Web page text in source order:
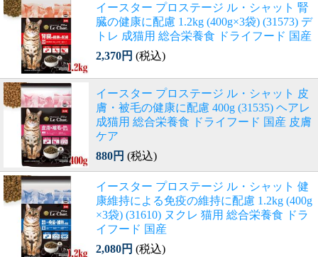
イースター プロステージ ル・シャット 腎
臓の健康に配慮 1.2kg (400g×3袋) (31573) デ
トレ 成猫用 総合栄養食 ドライフード 国産
2,370円 (税込)
イースター プロステージ ル・シャット 皮
膚・被毛の健康に配慮 400g (31535) ヘアレ
成猫用 総合栄養食 ドライフード 国産 皮膚
ケア
880円 (税込)
イースター プロステージ ル・シャット 健
康維持による免疫の維持に配慮 1.2kg (400g
×3袋) (31610) ヌクレ 猫用 総合栄養食 ドラ
イフード 国産
2,080円 (税込)